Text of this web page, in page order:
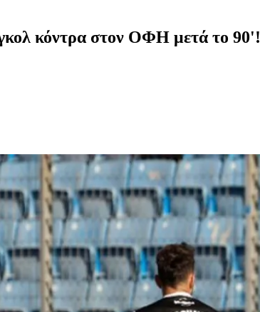
κόντρα στον ΟΦΗ μετά το 90'!